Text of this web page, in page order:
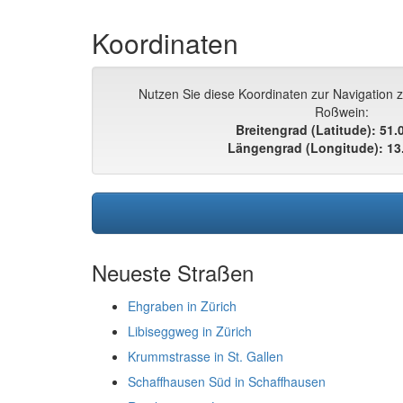
Koordinaten
Nutzen Sie diese Koordinaten zur Navigation
Roßwein:
Breitengrad (Latitude):
Längengrad (Longitude):
Neueste Straßen
Ehgraben in Zürich
Libiseggweg in Zürich
Krummstrasse in St. Gallen
Schaffhausen Süd in Schaffhausen